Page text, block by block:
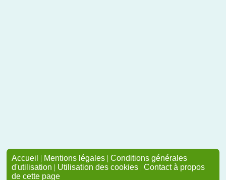
Accueil | Mentions légales | Conditions générales
d'utilisation | Utilisation des cookies | Contact à propos
de cette page